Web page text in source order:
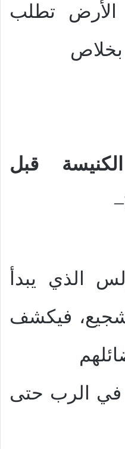
تطلب
بخلاص
قبل
–
الذي يبدأ
فيكشف
في الرب حتى